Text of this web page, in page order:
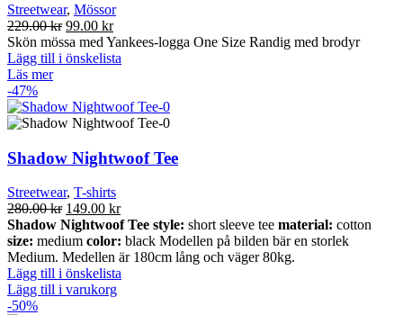
Streetwear, Mössor
229.00kr Det
ursprungliga
priset
99.00 krDet
nuvarande
priset
Skön mössa med Yankees-logga One Size Randig med brodyr
Lägg till i önskelista
Läs mer
-47%
Shadow Nightwoof Tee
Streetwear, T-shirts
280.00kr Det
ursprungliga
priset
var:
280.00 kr.
149.00 krDet
nuvarande
priset
är:
149.00 kr.
Shadow Nightwoof Tee style: short sleeve tee material: cotton
size: medium color: black Modellen på bilden bär en storlek
Medium. Medellen är 180cm lång och väger 80kg.
Lägg till i önskelista
Lägg till i varukorg
-50%